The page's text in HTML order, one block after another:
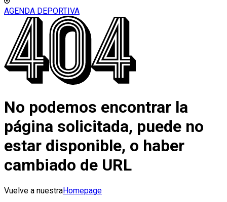
AGENDA DEPORTIVA
No podemos encontrar la
página solicitada, puede no
estar disponible, o haber
cambiado de URL
Vuelve a nuestraHomepage